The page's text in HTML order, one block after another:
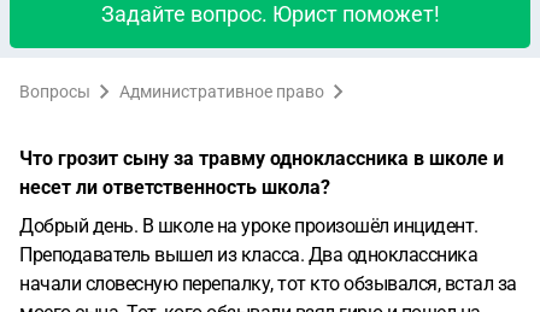
Задайте вопрос. Юрист поможет!
Вопросы Административное право
Что грозит сыну за травму одноклассника в школе и
несет ли ответственность школа?
Добрый день. В школе на уроке произошёл инцидент.
Преподаватель вышел из класса. Два одноклассника
начали словесную перепалку, тот кто обзывался, встал за